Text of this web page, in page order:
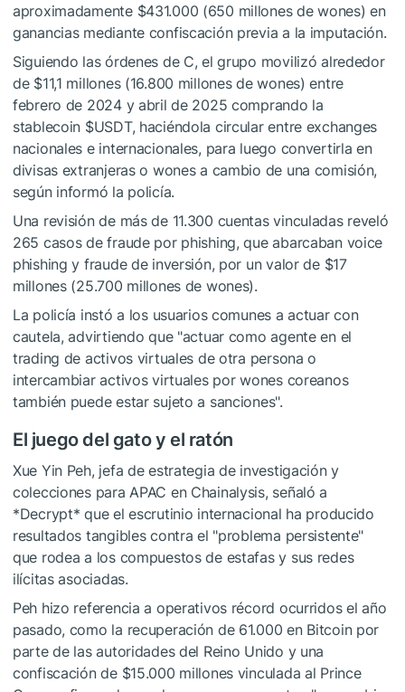
aproximadamente $431.000 (650 millones de wones) en
ganancias mediante confiscación previa a la imputación.
Siguiendo las órdenes de C, el grupo movilizó alrededor
de $11,1 millones (16.800 millones de wones) entre
febrero de 2024 y abril de 2025 comprando la
stablecoin $USDT, haciéndola circular entre exchanges
nacionales e internacionales, para luego convertirla en
divisas extranjeras o wones a cambio de una comisión,
según informó la policía.
Una revisión de más de 11.300 cuentas vinculadas reveló
265 casos de fraude por phishing, que abarcaban voice
phishing y fraude de inversión, por un valor de $17
millones (25.700 millones de wones).
La policía instó a los usuarios comunes a actuar con
cautela, advirtiendo que "actuar como agente en el
trading de activos virtuales de otra persona o
intercambiar activos virtuales por wones coreanos
también puede estar sujeto a sanciones".
El juego del gato y el ratón
Xue Yin Peh, jefa de estrategia de investigación y
colecciones para APAC en Chainalysis, señaló a
*Decrypt* que el escrutinio internacional ha producido
resultados tangibles contra el "problema persistente"
que rodea a los compuestos de estafas y sus redes
ilícitas asociadas.
Peh hizo referencia a operativos récord ocurridos el año
pasado, como la recuperación de 61.000 en Bitcoin por
parte de las autoridades del Reino Unido y una
confiscación de $15.000 millones vinculada al Prince